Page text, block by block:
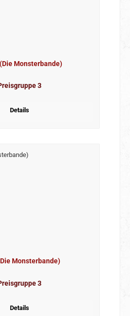
Monsterbande)
3
Details
Monsterbande)
3
Details